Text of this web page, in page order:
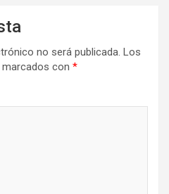
no será publicada. Los
con *